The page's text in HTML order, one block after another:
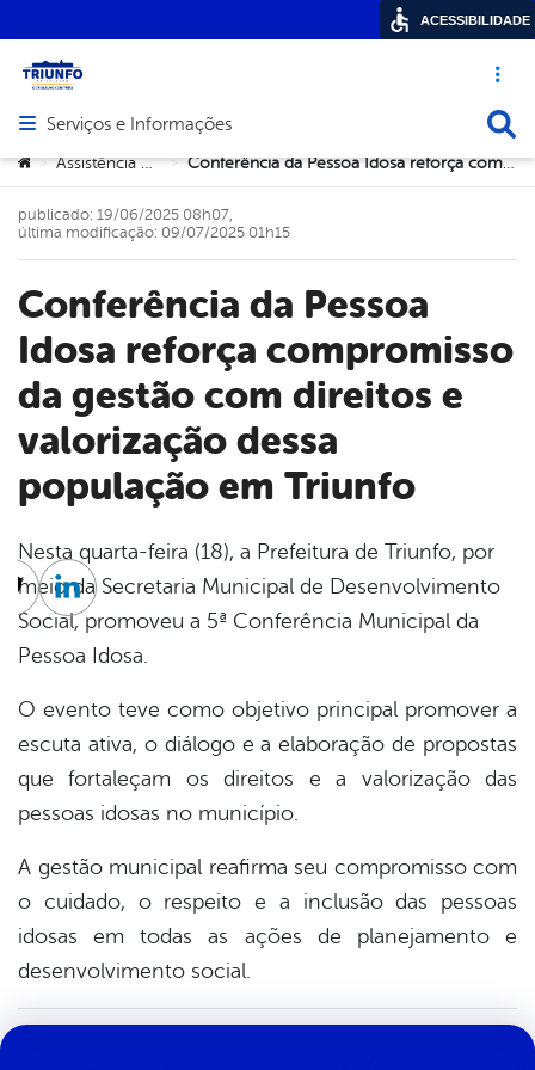
Acesso
Abrir menu principal de navegação
Serviços e Informações
Você está aqui:
> Assistência Social > Conferência da Pessoa Idosa reforça compromisso da gestão com direitos e valorização dessa população em Triunfo
Conferência da Pessoa
Idosa reforça compromisso
da gestão com direitos e
valorização dessa
população em Triunfo
publicado: 19/06/2025 08h07,
última modificação: 09/07/2025 01h15
Nesta quarta-feira (18), a Prefeitura de Triunfo, por
meio da Secretaria Municipal de Desenvolvimento
Social, promoveu a 5ª Conferência Municipal da
Pessoa Idosa.
O evento teve como objetivo principal promover a
escuta ativa, o diálogo e a elaboração de propostas
que fortaleçam os direitos e a valorização das
pessoas idosas no município.
A gestão municipal reafirma seu compromisso com
o cuidado, o respeito e a inclusão das pessoas
idosas em todas as ações de planejamento e
desenvolvimento social.
Twitter
Linkedin
ACESSIBILIDADE